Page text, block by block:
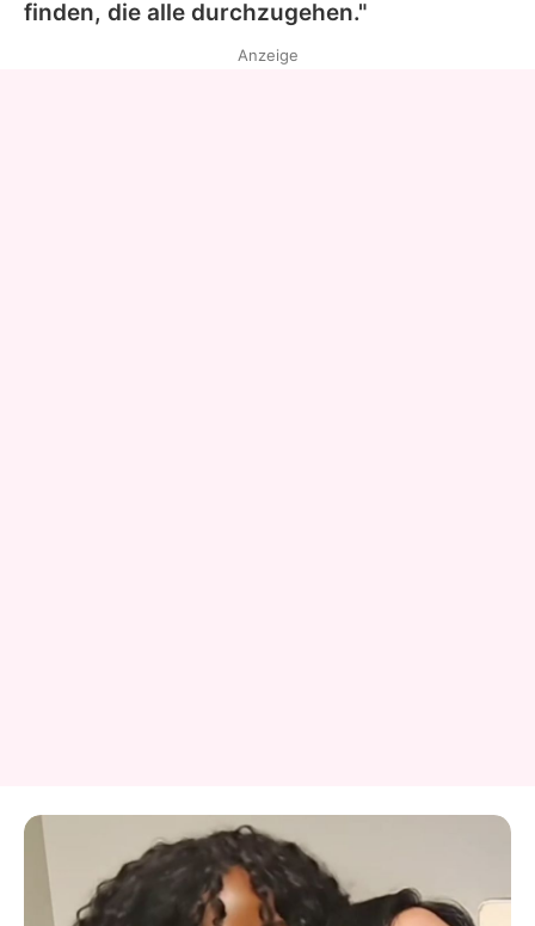
finden, die alle durchzugehen."
Anzeige